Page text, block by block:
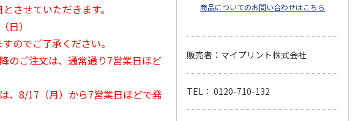
させていただきます。
日）
のでご了承ください。
のご注文は、通常通り7営業日ほど
、8/17（月）から7営業日ほどで発
商品についてのお問い合わせはこちら
販売者：マイプリント株式会社
TEL： 0120-710-132